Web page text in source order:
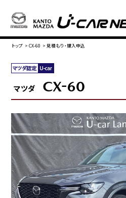
トップ > CX-60 > 見積もり・購入申込
マツダ CX-60